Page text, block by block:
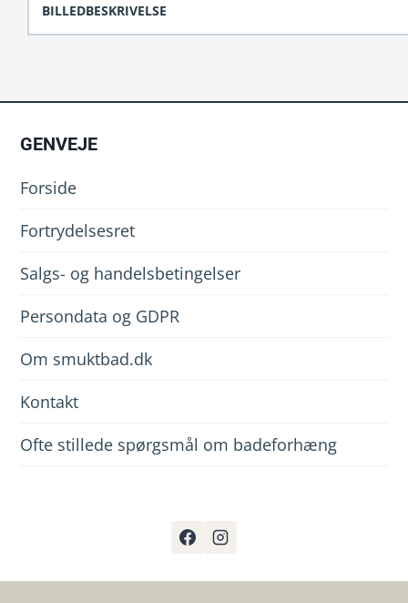
BILLEDBESKRIVELSE
GENVEJE
Forside
Fortrydelsesret
Salgs- og handelsbetingelser
Persondata og GDPR
Om smuktbad.dk
Kontakt
Ofte stillede spørgsmål om badeforhæng